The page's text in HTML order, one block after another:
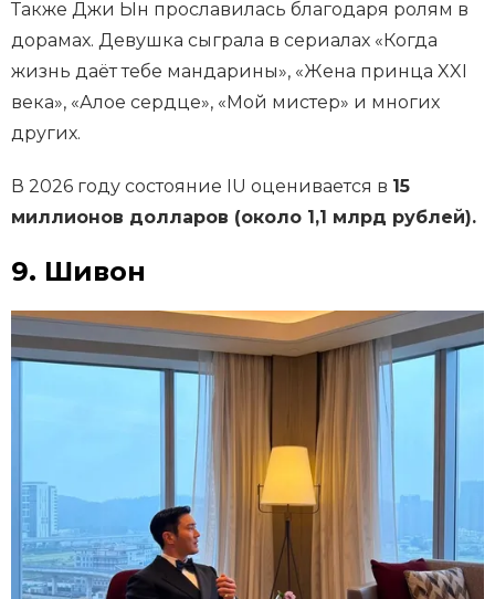
Также Джи Ын прославилась благодаря ролям в
дорамах. Девушка сыграла в сериалах «Когда
жизнь даёт тебе мандарины», «Жена принца XXI
века», «Алое сердце», «Мой мистер» и многих
других.
В 2026 году состояние IU оценивается в 15
миллионов долларов (около 1,1 млрд рублей).
9. Шивон